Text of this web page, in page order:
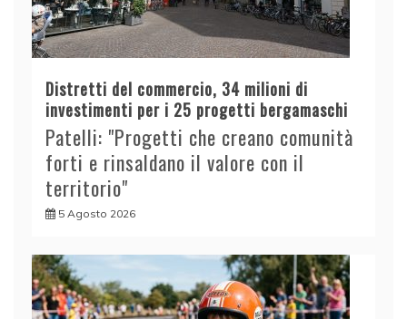
Distretti del commercio, 34 milioni di
investimenti per i 25 progetti bergamaschi
Patelli: "Progetti che creano comunità
forti e rinsaldano il valore con il
territorio"
5 Agosto 2026